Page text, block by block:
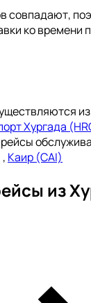
совпадают,
ко времени
Хургада
, Каир (CAI)
из